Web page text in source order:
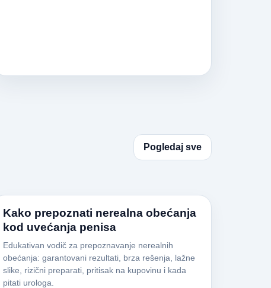
Pogledaj sve
Kako prepoznati nerealna obećanja
kod uvećanja penisa
Edukativan vodič za prepoznavanje nerealnih
obećanja: garantovani rezultati, brza rešenja, lažne
slike, rizični preparati, pritisak na kupovinu i kada
pitati urologa.